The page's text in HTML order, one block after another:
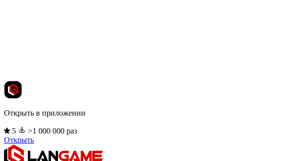
Открыть в приложении
5
>1 000 000 раз
Открыть